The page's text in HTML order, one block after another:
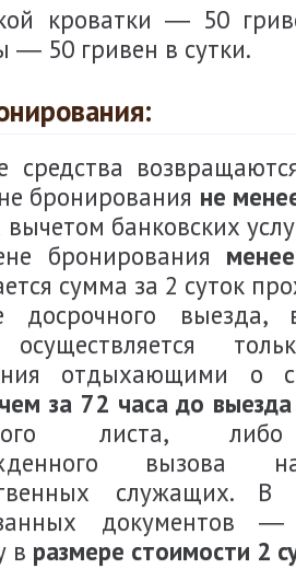
кроватки ― 50
― 50 гривен в сутки.
средства
бронирования не
вычетом банковских
бронирования
сумма за 2 суток
досрочного выезда,
осуществляется
отдыхающими о
за 72 часа до выезда
листа, либо
вызова
служащих. В
документов
в размере стоимости 2